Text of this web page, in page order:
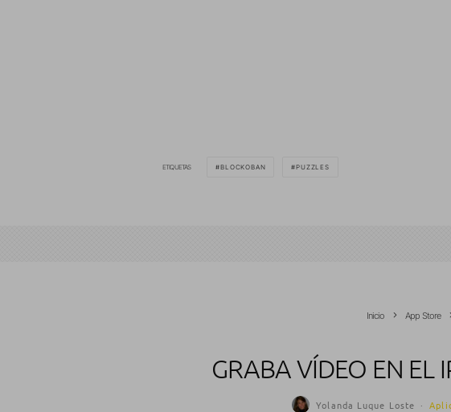
ETIQUETAS BLOCKOBAN PUZZLES
Inicio App Store
GRABA VÍDEO EN EL
Yolanda Luque Loste ·